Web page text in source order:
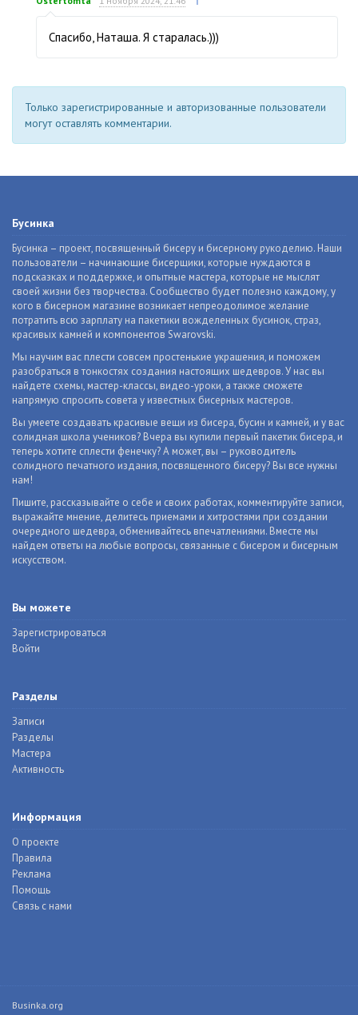
Спасибо, Наташа. Я старалась.)))
Только зарегистрированные и авторизованные пользователи
могут оставлять комментарии.
Бусинка
Бусинка – проект, посвященный бисеру и бисерному рукоделию. Наши
пользователи – начинающие бисерщики, которые нуждаются в
подсказках и поддержке, и опытные мастера, которые не мыслят
своей жизни без творчества. Сообщество будет полезно каждому, у
кого в бисерном магазине возникает непреодолимое желание
потратить всю зарплату на пакетики вожделенных бусинок, страз,
красивых камней и компонентов Swarovski.
Мы научим вас плести совсем простенькие украшения, и поможем
разобраться в тонкостях создания настоящих шедевров. У нас вы
найдете схемы, мастер-классы, видео-уроки, а также сможете
напрямую спросить совета у известных бисерных мастеров.
Вы умеете создавать красивые вещи из бисера, бусин и камней, и у вас
солидная школа учеников? Вчера вы купили первый пакетик бисера, и
теперь хотите сплести фенечку? А может, вы – руководитель
солидного печатного издания, посвященного бисеру? Вы все нужны
нам!
Пишите, рассказывайте о себе и своих работах, комментируйте записи,
выражайте мнение, делитесь приемами и хитростями при создании
очередного шедевра, обменивайтесь впечатлениями. Вместе мы
найдем ответы на любые вопросы, связанные с бисером и бисерным
искусством.
Вы можете
Зарегистрироваться
Войти
Разделы
Записи
Разделы
Мастера
Активность
Информация
О проекте
Правила
Реклама
Помощь
Связь с нами
Businka.org